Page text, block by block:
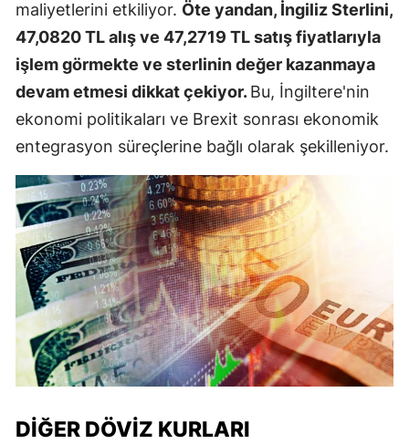
maliyetlerini etkiliyor. Öte yandan, İngiliz Sterlini,
47,0820 TL alış ve 47,2719 TL satış fiyatlarıyla
işlem görmekte ve sterlinin değer kazanmaya
devam etmesi dikkat çekiyor.Bu, İngiltere'nin
ekonomi politikaları ve Brexit sonrası ekonomik
entegrasyon süreçlerine bağlı olarak şekilleniyor.
DIĞER DÖVIZ KURLARI